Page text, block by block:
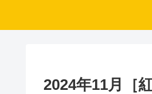
2024年11月［